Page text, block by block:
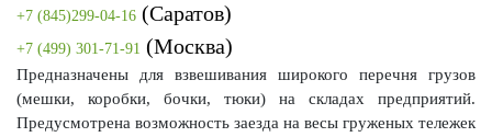
+7 (845)299-04-16 (Саратов)
+7 (499) 301-71-91 (Москва)
Предназначены для взвешивания широкого перечня грузов
(мешки, коробки, бочки, тюки) на складах предприятий.
Предусмотрена возможность заезда на весы груженых тележек